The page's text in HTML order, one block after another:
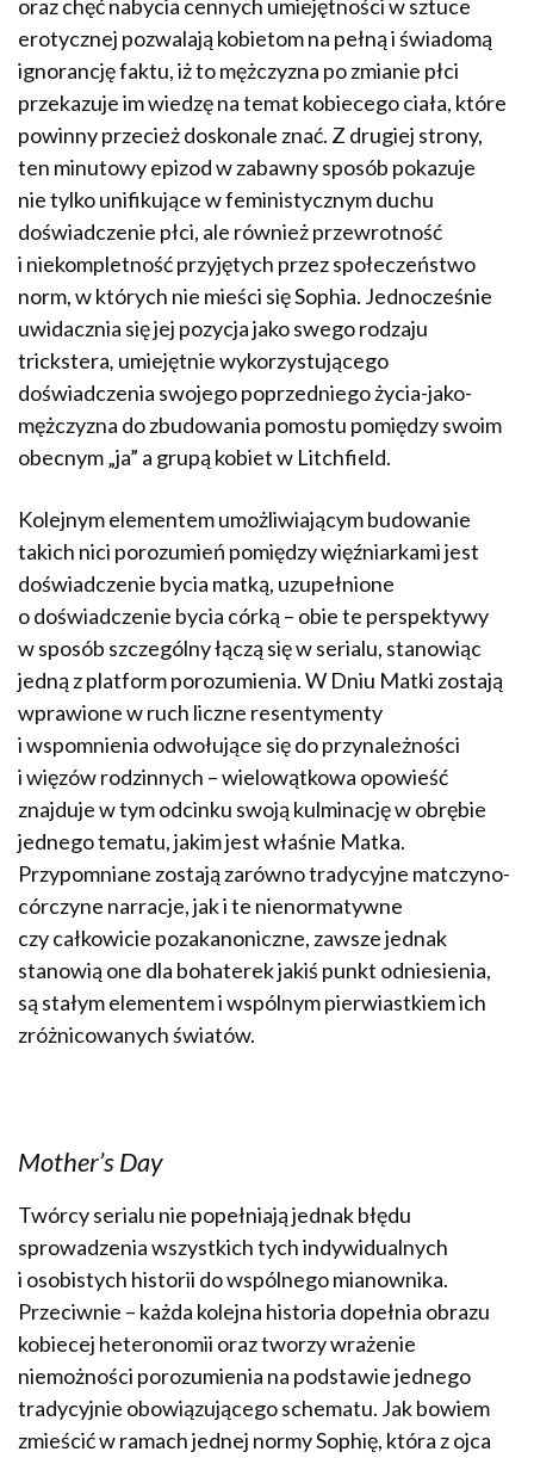
oraz chęć nabycia cennych umiejętności w sztuce
erotycznej pozwalają kobietom na pełną i świadomą
ignorancję faktu, iż to mężczyzna po zmianie płci
przekazuje im wiedzę na temat kobiecego ciała, które
powinny przecież doskonale znać. Z drugiej strony,
ten minutowy epizod w zabawny sposób pokazuje
nie tylko unifikujące w feministycznym duchu
doświadczenie płci, ale również przewrotność
i niekompletność przyjętych przez społeczeństwo
norm, w których nie mieści się Sophia. Jednocześnie
uwidacznia się jej pozycja jako swego rodzaju
trickstera, umiejętnie wykorzystującego
doświadczenia swojego poprzedniego życia-jako-
mężczyzna do zbudowania pomostu pomiędzy swoim
obecnym „ja” a grupą kobiet w Litchfield.
Kolejnym elementem umożliwiającym budowanie
takich nici porozumień pomiędzy więźniarkami jest
doświadczenie bycia matką, uzupełnione
o doświadczenie bycia córką – obie te perspektywy
w sposób szczególny łączą się w serialu, stanowiąc
jedną z platform porozumienia. W Dniu Matki zostają
wprawione w ruch liczne resentymenty
i wspomnienia odwołujące się do przynależności
i więzów rodzinnych – wielowątkowa opowieść
znajduje w tym odcinku swoją kulminację w obrębie
jednego tematu, jakim jest właśnie Matka.
Przypomniane zostają zarówno tradycyjne matczyno-
córczyne narracje, jak i te nienormatywne
czy całkowicie pozakanoniczne, zawsze jednak
stanowią one dla bohaterek jakiś punkt odniesienia,
są stałym elementem i wspólnym pierwiastkiem ich
zróżnicowanych światów.
Mother’s Day
Twórcy serialu nie popełniają jednak błędu
sprowadzenia wszystkich tych indywidualnych
i osobistych historii do wspólnego mianownika.
Przeciwnie – każda kolejna historia dopełnia obrazu
kobiecej heteronomii oraz tworzy wrażenie
niemożności porozumienia na podstawie jednego
tradycyjnie obowiązującego schematu. Jak bowiem
zmieścić w ramach jednej normy Sophię, która z ojca